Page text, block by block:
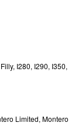
I280, I290, I350,
Limited, Montero